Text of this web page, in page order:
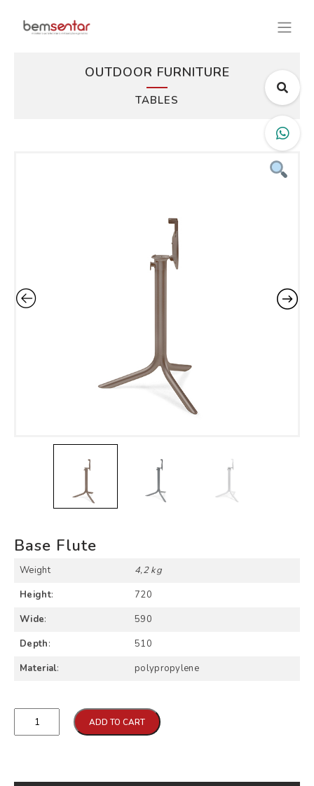
OUTDOOR FURNITURE
TABLES
Base Flute
Weight
4,2 kg
Height:
720
Wide:
590
Depth:
510
Material: polypropylene
ADD TO CART